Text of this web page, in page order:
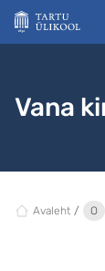
Liigu edasi
Vana
Avaleht O